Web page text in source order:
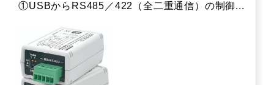
①USBからRS485／422（全二重通信）の制御...